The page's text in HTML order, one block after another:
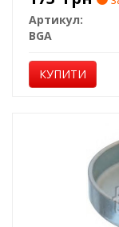
Артикул:
BGA
КУПИТИ